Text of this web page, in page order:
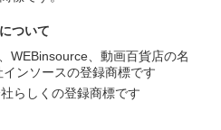
ついて
WEBinsource、動画百貨店の名
ンソースの登録商標です
らしくの登録商標です